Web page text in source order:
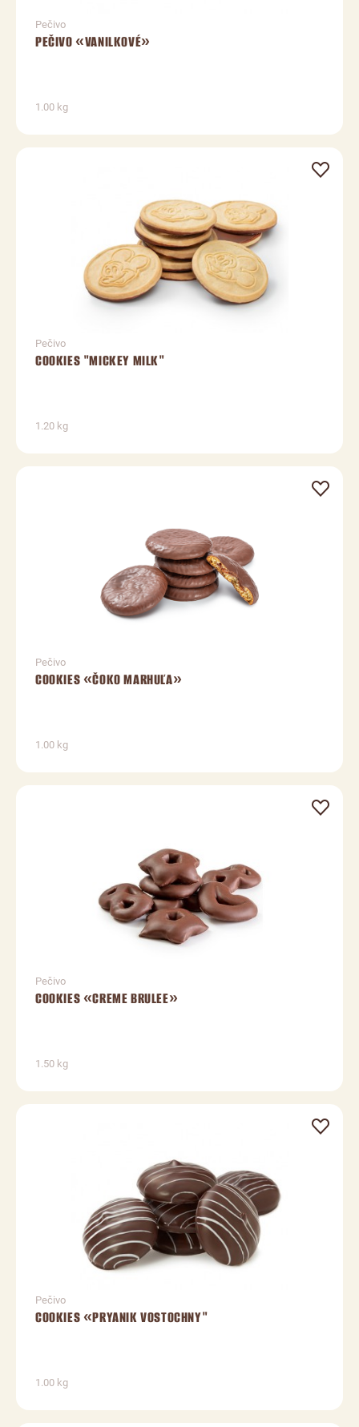
Pečivo
PEČIVO «VANILKOVÉ»
1.00 kg
Pečivo
COOKIES "MICKEY MILK"
1.20 kg
Pečivo
COOKIES «ČOKO MARHUĽA»
1.00 kg
Pečivo
COOKIES «CREME BRULEE»
1.50 kg
Pečivo
COOKIES «PRYANIK VOSTOCHNY"
1.00 kg